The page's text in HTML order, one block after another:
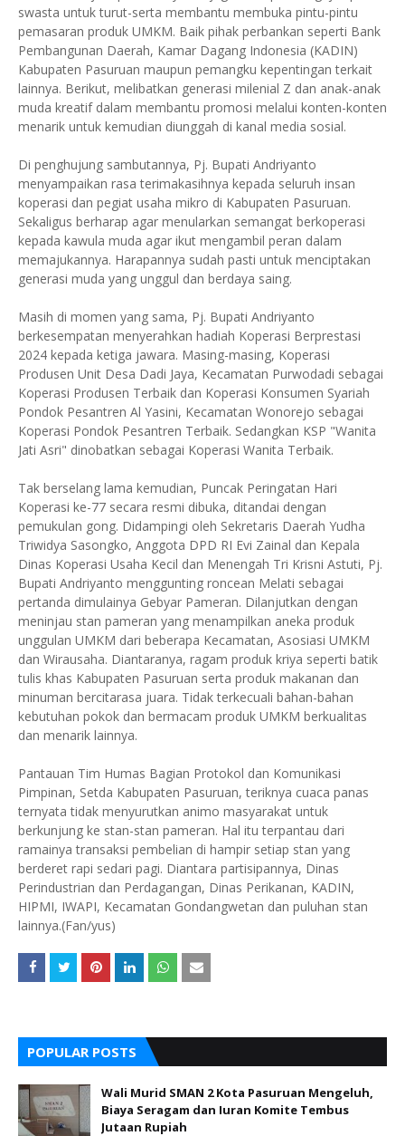
swasta untuk turut-serta membantu membuka pintu-pintu
pemasaran produk UMKM. Baik pihak perbankan seperti Bank
Pembangunan Daerah, Kamar Dagang Indonesia (KADIN)
Kabupaten Pasuruan maupun pemangku kepentingan terkait
lainnya. Berikut, melibatkan generasi milenial Z dan anak-anak
muda kreatif dalam membantu promosi melalui konten-konten
menarik untuk kemudian diunggah di kanal media sosial.
Di penghujung sambutannya, Pj. Bupati Andriyanto
menyampaikan rasa terimakasihnya kepada seluruh insan
koperasi dan pegiat usaha mikro di Kabupaten Pasuruan.
Sekaligus berharap agar menularkan semangat berkoperasi
kepada kawula muda agar ikut mengambil peran dalam
memajukannya. Harapannya sudah pasti untuk menciptakan
generasi muda yang unggul dan berdaya saing.
Masih di momen yang sama, Pj. Bupati Andriyanto
berkesempatan menyerahkan hadiah Koperasi Berprestasi
2024 kepada ketiga jawara. Masing-masing, Koperasi
Produsen Unit Desa Dadi Jaya, Kecamatan Purwodadi sebagai
Koperasi Produsen Terbaik dan Koperasi Konsumen Syariah
Pondok Pesantren Al Yasini, Kecamatan Wonorejo sebagai
Koperasi Pondok Pesantren Terbaik. Sedangkan KSP "Wanita
Jati Asri" dinobatkan sebagai Koperasi Wanita Terbaik.
Tak berselang lama kemudian, Puncak Peringatan Hari
Koperasi ke-77 secara resmi dibuka, ditandai dengan
pemukulan gong. Didampingi oleh Sekretaris Daerah Yudha
Triwidya Sasongko, Anggota DPD RI Evi Zainal dan Kepala
Dinas Koperasi Usaha Kecil dan Menengah Tri Krisni Astuti, Pj.
Bupati Andriyanto menggunting roncean Melati sebagai
pertanda dimulainya Gebyar Pameran. Dilanjutkan dengan
meninjau stan pameran yang menampilkan aneka produk
unggulan UMKM dari beberapa Kecamatan, Asosiasi UMKM
dan Wirausaha. Diantaranya, ragam produk kriya seperti batik
tulis khas Kabupaten Pasuruan serta produk makanan dan
minuman bercitarasa juara. Tidak terkecuali bahan-bahan
kebutuhan pokok dan bermacam produk UMKM berkualitas
dan menarik lainnya.
Pantauan Tim Humas Bagian Protokol dan Komunikasi
Pimpinan, Setda Kabupaten Pasuruan, teriknya cuaca panas
ternyata tidak menyurutkan animo masyarakat untuk
berkunjung ke stan-stan pameran. Hal itu terpantau dari
ramainya transaksi pembelian di hampir setiap stan yang
berderet rapi sedari pagi. Diantara partisipannya, Dinas
Perindustrian dan Perdagangan, Dinas Perikanan, KADIN,
HIPMI, IWAPI, Kecamatan Gondangwetan dan puluhan stan
lainnya.(Fan/yus)
POPULAR POSTS
Wali Murid SMAN 2 Kota Pasuruan Mengeluh,
Biaya Seragam dan Iuran Komite Tembus
Jutaan Rupiah